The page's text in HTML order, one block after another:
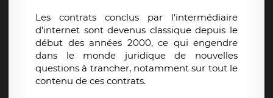
Les contrats conclus par l'intermédiaire
d'internet sont devenus classique depuis le
début des années 2000, ce qui engendre
dans le monde juridique de nouvelles
questions à trancher, notamment sur tout le
contenu de ces contrats.